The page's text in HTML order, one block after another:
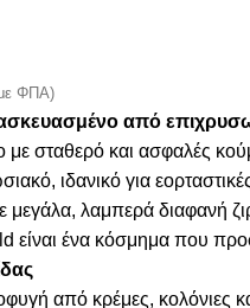
ΦΠΑ)
από
με σταθερό και ασφαλές
ιδανικό για
μεγάλα, λαμπερά διαφανή
είναι ένα κόσμημα που
από κρέμες, κολόνιες